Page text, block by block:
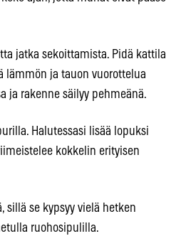
jatka sekoittamista. Pidä kattila
lämmön ja tauon vuorottelua
ja rakenne säilyy pehmeänä.
Halutessasi lisää lopuksi
kokkelin erityisen
sillä se kypsyy vielä hetken
ruohosipulilla.